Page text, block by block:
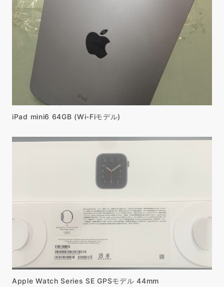
iPad mini6 64GB (Wi-Fiモデル)
Apple Watch Series SE GPSモデル 44mm